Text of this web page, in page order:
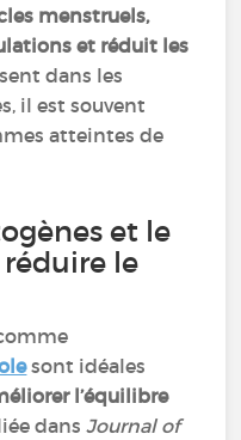
menstruels,
et réduit les
dans les
il est souvent
atteintes de
et le
le
sont idéales
l’équilibre
dansJournal of